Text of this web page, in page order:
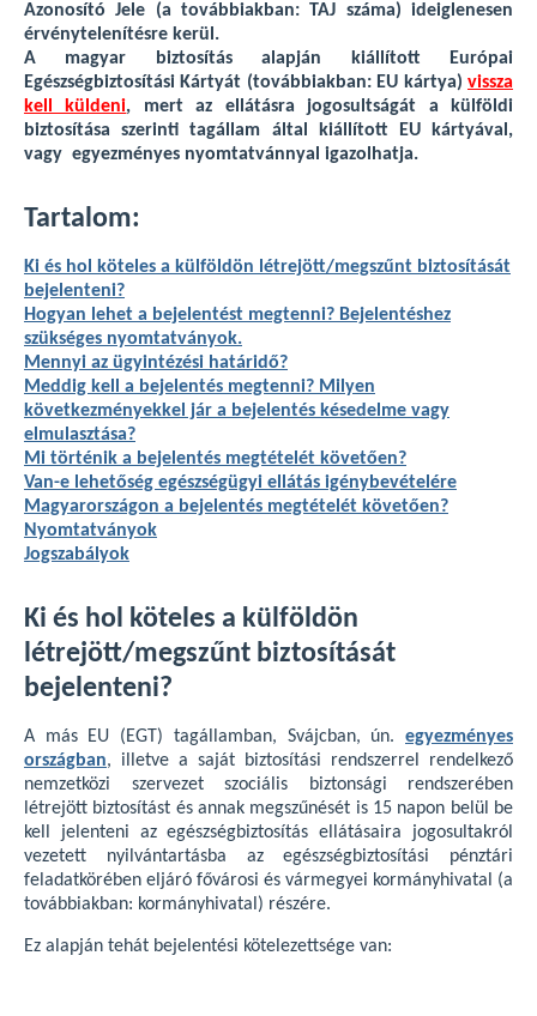
Azonosító Jele (a továbbiakban: TAJ száma) ideiglenesen
érvénytelenítésre kerül.
A magyar biztosítás alapján kiállított Európai
Egészségbiztosítási Kártyát (továbbiakban: EU kártya) vissza
kell küldeni, mert az ellátásra jogosultságát a külföldi
biztosítása szerinti tagállam által kiállított EU kártyával,
vagy egyezményes nyomtatvánnyal igazolhatja.
Tartalom:
Ki és hol köteles a külföldön létrejött/megszűnt biztosítását
bejelenteni?
Hogyan lehet a bejelentést megtenni? Bejelentéshez
szükséges nyomtatványok.
Mennyi az ügyintézési határidő?
Meddig kell a bejelentés megtenni? Milyen
következményekkel jár a bejelentés késedelme vagy
elmulasztása?
Mi történik a bejelentés megtételét követően?
Van-e lehetőség egészségügyi ellátás igénybevételére
Magyarországon a bejelentés megtételét követően?
Nyomtatványok
Jogszabályok
Ki és hol köteles a külföldön
létrejött/megszűnt biztosítását
bejelenteni?
A más EU (EGT) tagállamban, Svájcban, ún. egyezményes
országban, illetve a saját biztosítási rendszerrel rendelkező
nemzetközi szervezet szociális biztonsági rendszerében
létrejött biztosítást és annak megszűnését is 15 napon belül be
kell jelenteni az egészségbiztosítás ellátásaira jogosultakról
vezetett nyilvántartásba az egészségbiztosítási pénztári
feladatkörében eljáró fővárosi és vármegyei kormányhivatal (a
továbbiakban: kormányhivatal) részére.
Ez alapján tehát bejelentési kötelezettsége van: